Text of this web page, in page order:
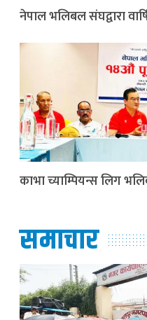
नेपाल भलिबल संघद्वारा
काभा च्याम्पियन्स लिग
समाचार